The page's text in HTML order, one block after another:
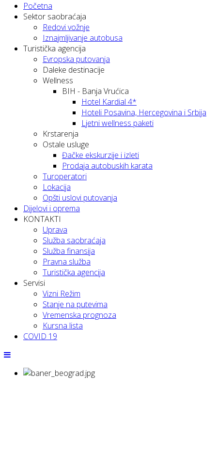
Početna
Sektor saobraćaja
Redovi vožnje
Iznajmljivanje autobusa
Turistička agencija
Evropska putovanja
Daleke destinacije
Wellness
BIH - Banja Vrućica
Hotel Kardial 4*
Hoteli Posavina, Hercegovina i Srbija
Ljetni wellness paketi
Krstarenja
Ostale usluge
Đačke ekskurzije i izleti
Prodaja autobuskih karata
Turoperatori
Lokacija
Opšti uslovi putovanja
Dijelovi i oprema
KONTAKTI
Uprava
Služba saobraćaja
Služba finansija
Pravna služba
Turistička agencija
Servisi
Vizni Režim
Stanje na putevima
Vremenska prognoza
Kursna lista
COVID 19